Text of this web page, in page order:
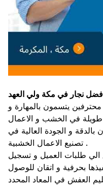
محترفين يتسمون بالمهارة و
طويلة في الخشب و الاعمال
بالدقة و الجودة العالية في
تصنيع الاعمال الخشبية .
الي طلبات العميل و تسجيل
بحرفية و اتقان للوصول